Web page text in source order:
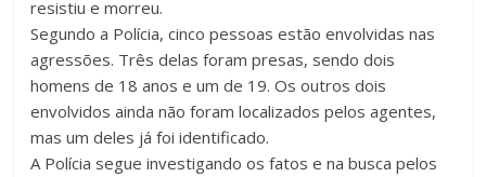
resistiu e morreu.
Segundo a Polícia, cinco pessoas estão envolvidas nas
agressões. Três delas foram presas, sendo dois
homens de 18 anos e um de 19. Os outros dois
envolvidos ainda não foram localizados pelos agentes,
mas um deles já foi identificado.
A Polícia segue investigando os fatos e na busca pelos